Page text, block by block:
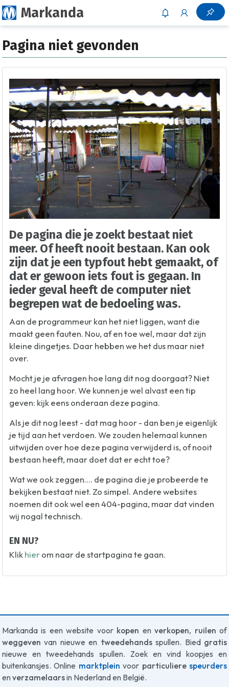
Markanda
Pagina niet gevonden
De pagina die je zoekt bestaat niet
meer. Of heeft nooit bestaan. Kan ook
zijn dat je een typfout hebt gemaakt, of
dat er gewoon iets fout is gegaan. In
ieder geval heeft de computer niet
begrepen wat de bedoeling was.
Aan de programmeur kan het niet liggen, want die
maakt geen fauten. Nou, af en toe wel, maar dat zijn
kleine dingetjes. Daar hebben we het dus maar niet
over.
Mocht je je afvragen hoe lang dit nog doorgaat? Niet
zo heel lang hoor. We kunnen je wel alvast een tip
geven: kijk eens onderaan deze pagina.
Als je dit nog leest - dat mag hoor - dan ben je eigenlijk
je tijd aan het verdoen. We zouden helemaal kunnen
uitwijden over hoe deze pagina verwijderd is, of nooit
bestaan heeft, maar doet dat er echt toe?
Wat we ook zeggen.... de pagina die je probeerde te
bekijken bestaat niet. Zo simpel. Andere websites
noemen dit ook wel een 404-pagina, maar dat vinden
wij nogal technisch.
EN NU?
Klik hier om naar de startpagina te gaan.
Markanda is een website voor kopen enverkopen, ruilen of
weggeven van nieuwe en tweedehandsspullen. Bied gratis
nieuwe en tweedehands spullen. Zoek en vind koopjes en
buitenkansjes. Online marktplein voor particulierespeurders
en verzamelaarsin Nederland en België.